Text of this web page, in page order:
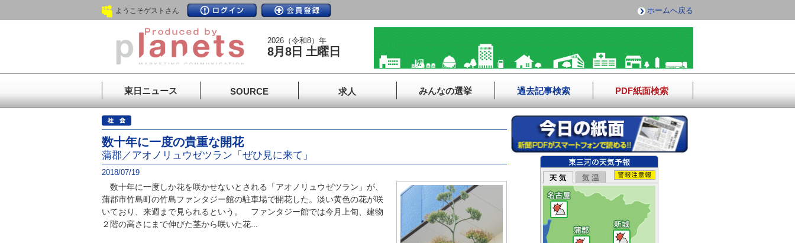
ようこそゲストさん ホームへ戻る
2026（令和8）年
8月8日 土曜日
東日ニュース SOURCE 求人 みんなの選挙 過去記事検索 PDF紙面検索
数十年に一度の貴重な開花
蒲郡／アオノリュウゼツラン「ぜひ見に来て」
2018/07/19
数十年に一度しか花を咲かせないとされる「アオノリュウゼツラン」が、
蒲郡市竹島町の竹島ファンタジー館の駐車場で開花した。淡い黄色の花が咲
いており、来週まで見られるという。 ファンタジー館では今月上旬、建物
２階の高さにまで伸びた茎から咲いた花...